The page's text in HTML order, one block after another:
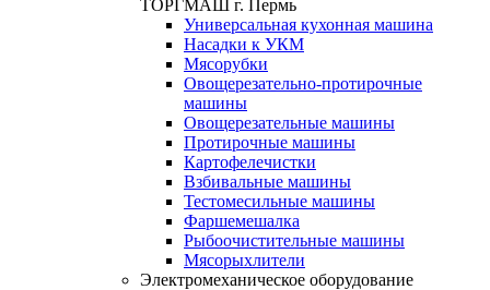
ТОРГМАШ г. Пермь
Универсальная кухонная машина
Насадки к УКМ
Мясорубки
Овощерезательно-протирочные
машины
Овощерезательные машины
Протирочные машины
Картофелечистки
Взбивальные машины
Тестомесильные машины
Фаршемешалка
Рыбоочистительные машины
Мясорыхлители
Электромеханическое оборудование